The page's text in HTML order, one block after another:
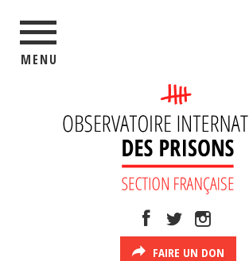
MENU
FAIRE UN DON